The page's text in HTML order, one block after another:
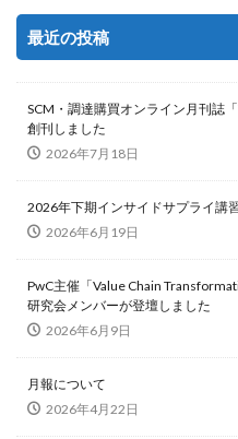
最近の投稿
SCM・調達購買オンライン月刊誌「
創刊しました
2026年7月18日
2026年下期インサイドサプライ講
2026年6月19日
PwC主催「Value Chain
研究会メンバーが登壇しました
2026年6月9日
月報について
2026年4月22日